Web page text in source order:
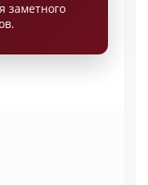
заметного